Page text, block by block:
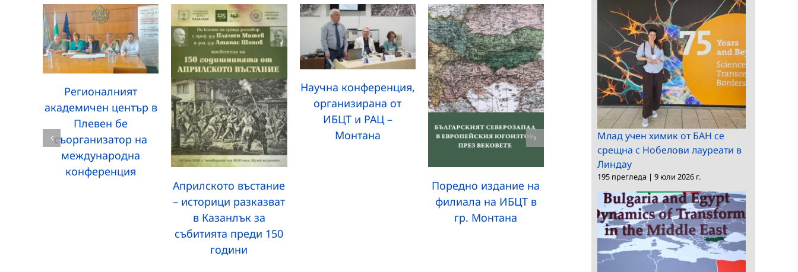
Регионалният
академичен център в
Плевен бе
съорганизатор на
международна
конференция
Априлското въстание
– историци разказват
в Казанлък за
събитията преди 150
години
Научна конференция,
организирана от
ИБЦТ и РАЦ –
Монтана
Поредно издание на
филиала на ИБЦТ в
гр. Монтана
Лекция в музей
„Възраждане и
Учредително
събрание“ по повод
150-годишнината от
Априлското въстание
РАЦ – Бургас се
включи в
националните
чествания на 150-ата
годишнина на
Млад учен химик от БАН се
срещна с Нобелови лауреати в
Линдау
195 прегледа | 9 юли 2026 г.